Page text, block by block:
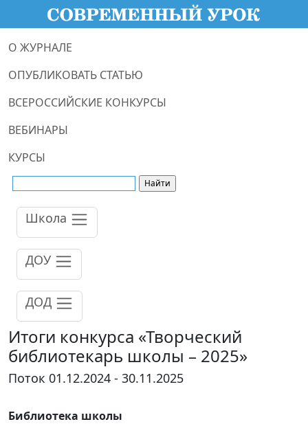
О ЖУРНАЛЕ
ОПУБЛИКОВАТЬ СТАТЬЮ
ВСЕРОССИЙСКИЕ КОНКУРСЫ
ВЕБИНАРЫ
КУРСЫ
Школа
ДОУ
ДОД
Итоги конкурса «Творческий
библиотекарь школы – 2025»
Поток 01.12.2024 - 30.11.2025
Библиотека школы